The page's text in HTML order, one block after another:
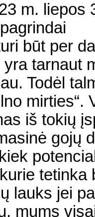
m. liepos
būt per
tarnaut
Todėl
iš tokių
gojų
lauks jei
mums